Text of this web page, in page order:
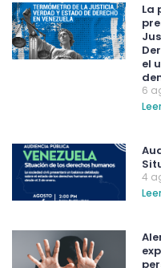
La
el
6
4